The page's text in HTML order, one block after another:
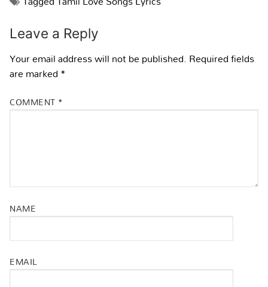
Leave a Reply
Your email address will not be published. Required fields
are marked*
COMMENT *
NAME
EMAIL